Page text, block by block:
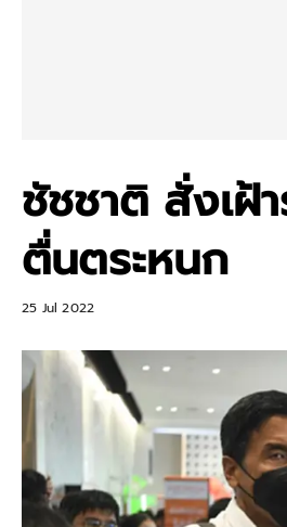
ชัชชาติ สั่งเฝ้
ตื่นตระหนก
25 Jul 2022